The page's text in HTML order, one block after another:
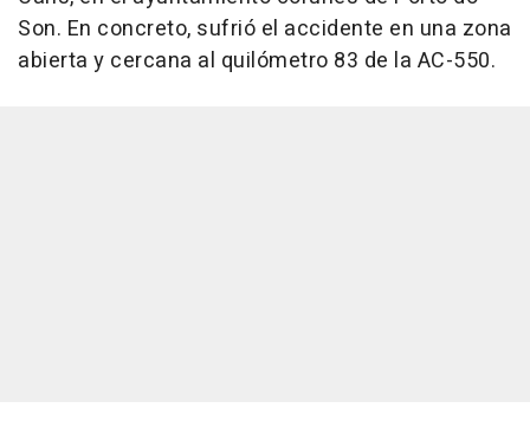
Son. En concreto, sufrió el accidente en una zona
abierta y cercana al quilómetro 83 de la AC-550.